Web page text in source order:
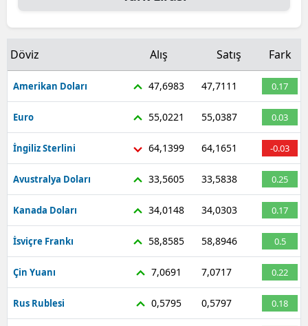
Döviz Alış Satış Fark
Amerikan Doları 47,6983 47,7111 0.17
Euro 55,0221 55,0387 0.03
İngiliz Sterlini 64,1399 64,1651 -0.03
Avustralya Doları 33,5605 33,5838 0.25
Kanada Doları 34,0148 34,0303 0.17
İsviçre Frankı 58,8585 58,8946 0.5
Çin Yuanı 7,0691 7,0717 0.22
Rus Rublesi 0,5795 0,5797 0.18